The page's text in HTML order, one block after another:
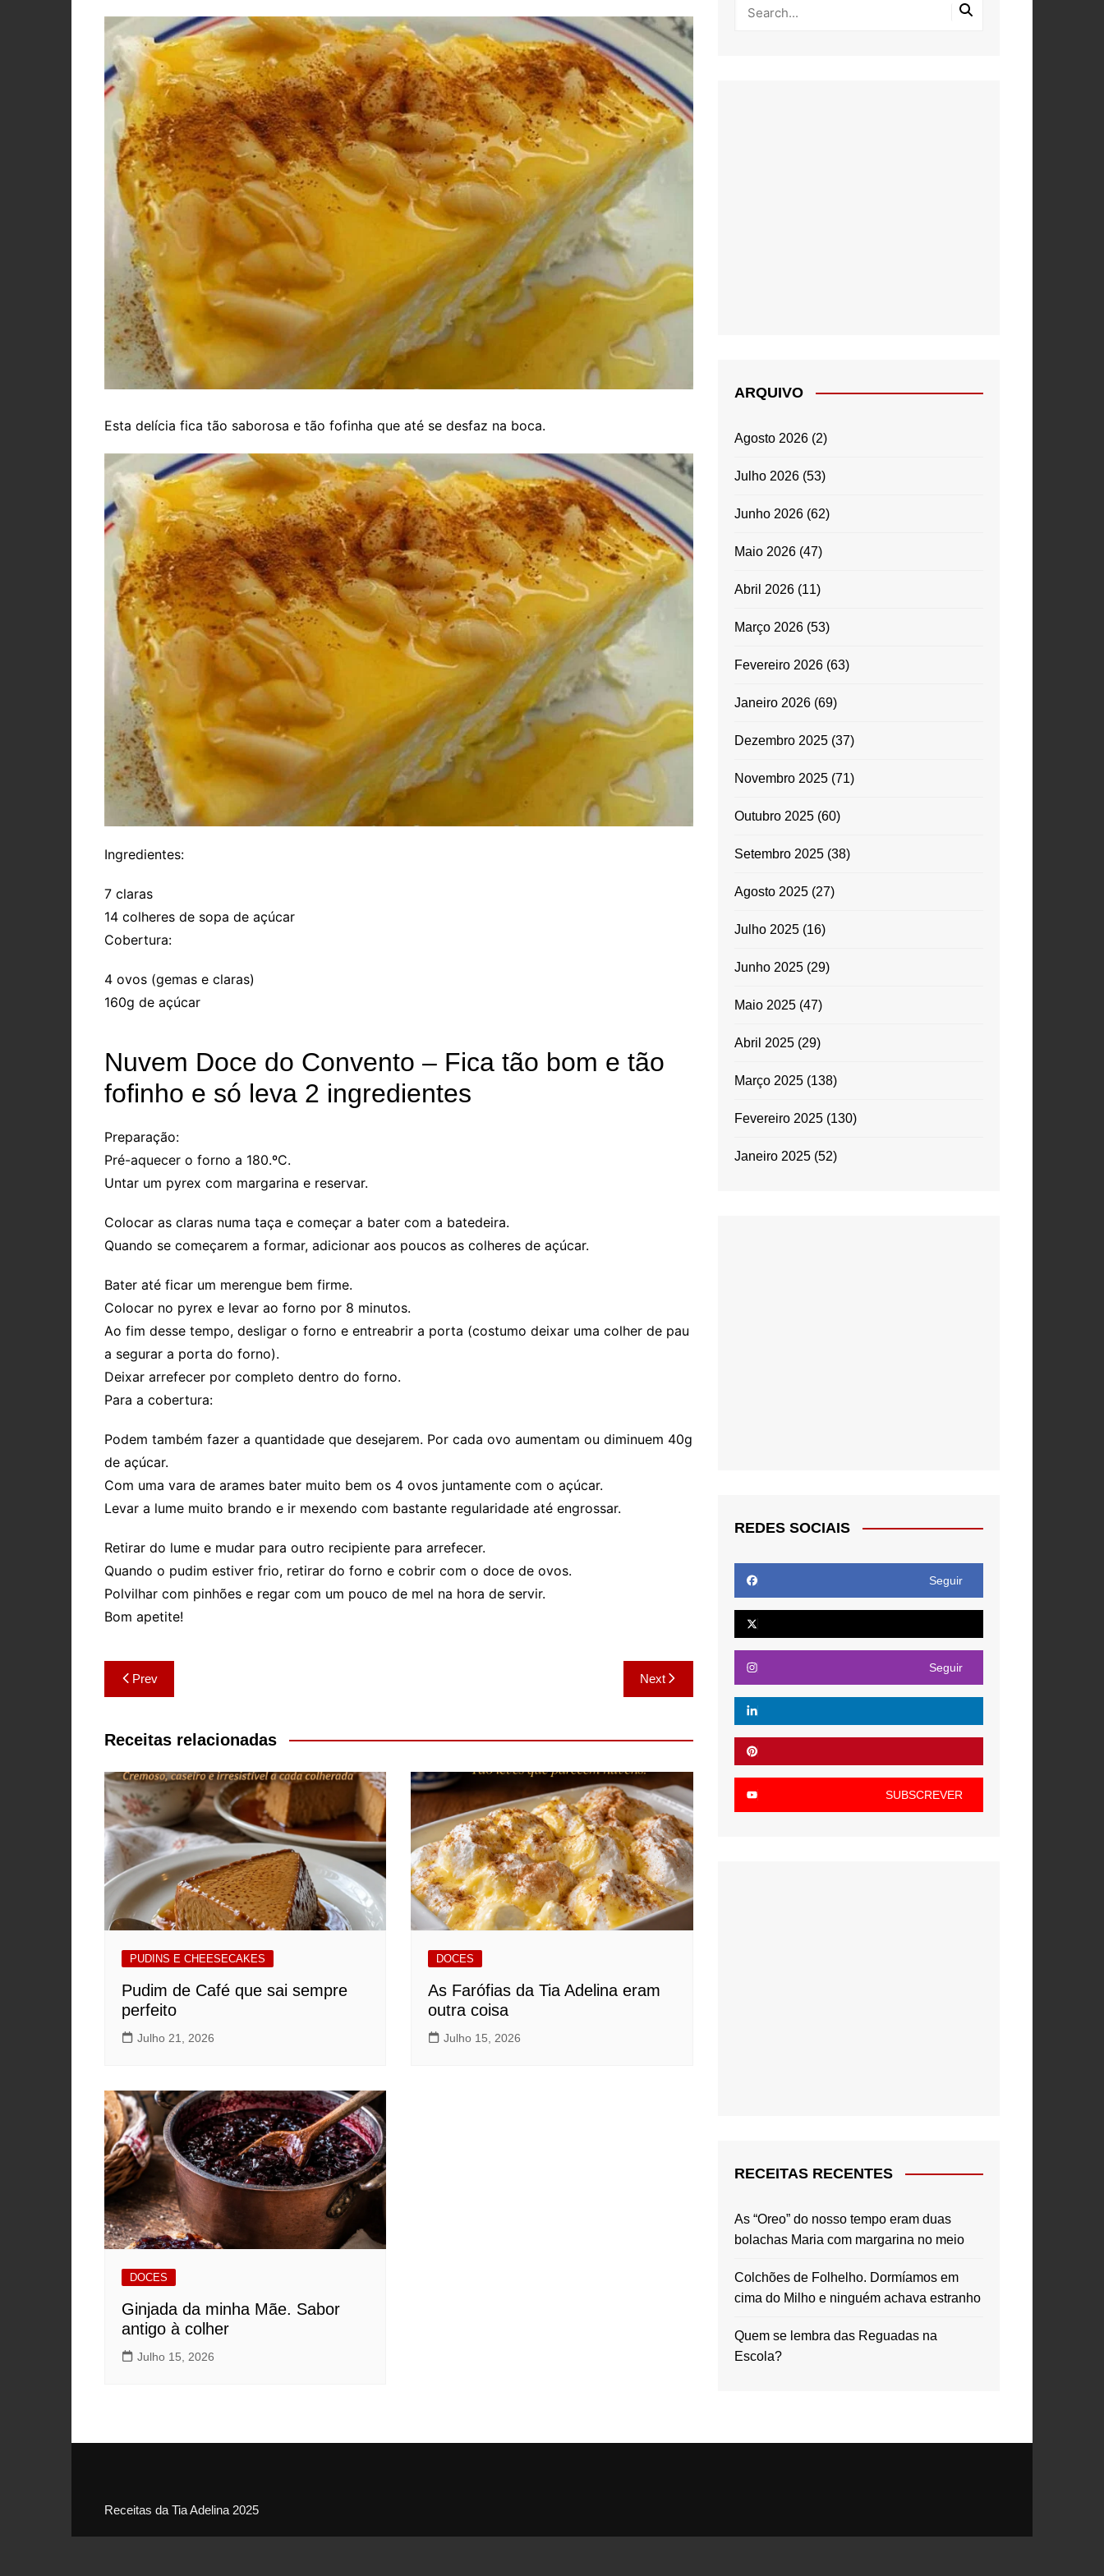
VACA, VITELA, NOVILHO
MASSAS
SALADAS
MOLHOS E TEMPEROS
MIGAS E AÇORDAS
PETISCOS
QUICHES
Esta delícia fica tão saborosa e tão fofinha que até se desfaz na boca.
Ingredientes:
7 claras
14 colheres de sopa de açúcar
Cobertura:
4 ovos (gemas e claras)
160g de açúcar
Nuvem Doce do Convento – Fica tão bom e tão
fofinho e só leva 2 ingredientes
Preparação:
Pré-aquecer o forno a 180.ºC.
Untar um pyrex com margarina e reservar.
Colocar as claras numa taça e começar a bater com a batedeira.
Quando se começarem a formar, adicionar aos poucos as colheres de açúcar.
Bater até ficar um merengue bem firme.
Colocar no pyrex e levar ao forno por 8 minutos.
Ao fim desse tempo, desligar o forno e entreabrir a porta (costumo deixar uma colher de pau
a segurar a porta do forno).
Deixar arrefecer por completo dentro do forno.
Para a cobertura:
Podem também fazer a quantidade que desejarem. Por cada ovo aumentam ou diminuem 40g
de açúcar.
Com uma vara de arames bater muito bem os 4 ovos juntamente com o açúcar.
Levar a lume muito brando e ir mexendo com bastante regularidade até engrossar.
Retirar do lume e mudar para outro recipiente para arrefecer.
Quando o pudim estiver frio, retirar do forno e cobrir com o doce de ovos.
Polvilhar com pinhões e regar com um pouco de mel na hora de servir.
Bom apetite!
Navegação
de
artigos
Prev Next
Receitas relacionadas
PUDINS E CHEESECAKES
Pudim de Café que sai sempre
perfeito
Julho 21, 2026
DOCES
As Farófias da Tia Adelina eram
outra coisa
Julho 15, 2026
DOCES
Ginjada da minha Mãe. Sabor
antigo à colher
Julho 15, 2026
ARQUIVO
Agosto 2026(2)
Julho 2026(53)
Junho 2026(62)
Maio 2026(47)
Abril 2026(11)
Março 2026(53)
Fevereiro 2026(63)
Janeiro 2026(69)
Dezembro 2025(37)
Novembro 2025(71)
Outubro 2025(60)
Setembro 2025(38)
Agosto 2025(27)
Julho 2025(16)
Junho 2025(29)
Maio 2025(47)
Abril 2025(29)
Março 2025(138)
Fevereiro 2025(130)
Janeiro 2025(52)
REDES SOCIAIS
Seguir
Seguir
SUBSCREVER
RECEITAS RECENTES
As “Oreo” do nosso tempo eram duas
bolachas Maria com margarina no meio
Colchões de Folhelho. Dormíamos em
cima do Milho e ninguém achava estranho
Quem se lembra das Reguadas na
Escola?
Receitas da Tia Adelina 2025